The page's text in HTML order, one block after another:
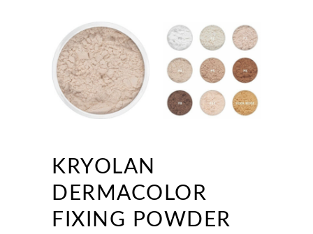
KRYOLAN
DERMACOLOR
FIXING POWDER